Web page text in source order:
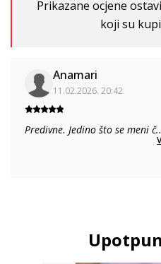
Prikazane ocjene
koji su
Anamari
11.02.2026. 20:42
Predivne. Jedino što se meni č